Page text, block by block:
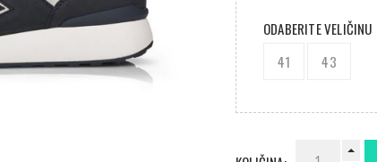
ODABERITE VELIČINU
41
43